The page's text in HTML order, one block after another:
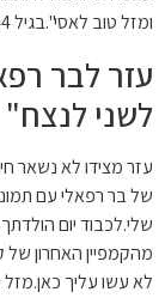
לאסי".בגיל 44 היא קצת פחות השקיעה.
לבר
לנצח"
רפאלי עם תמונה
האחרון של
עליך כאן.מזל